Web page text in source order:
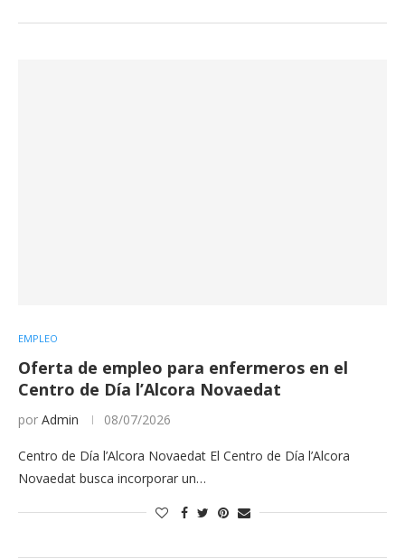
EMPLEO
Oferta de empleo para enfermeros en el
Centro de Día l’Alcora Novaedat
por Admin 08/07/2026
Centro de Día l’Alcora Novaedat El Centro de Día l’Alcora
Novaedat busca incorporar un…